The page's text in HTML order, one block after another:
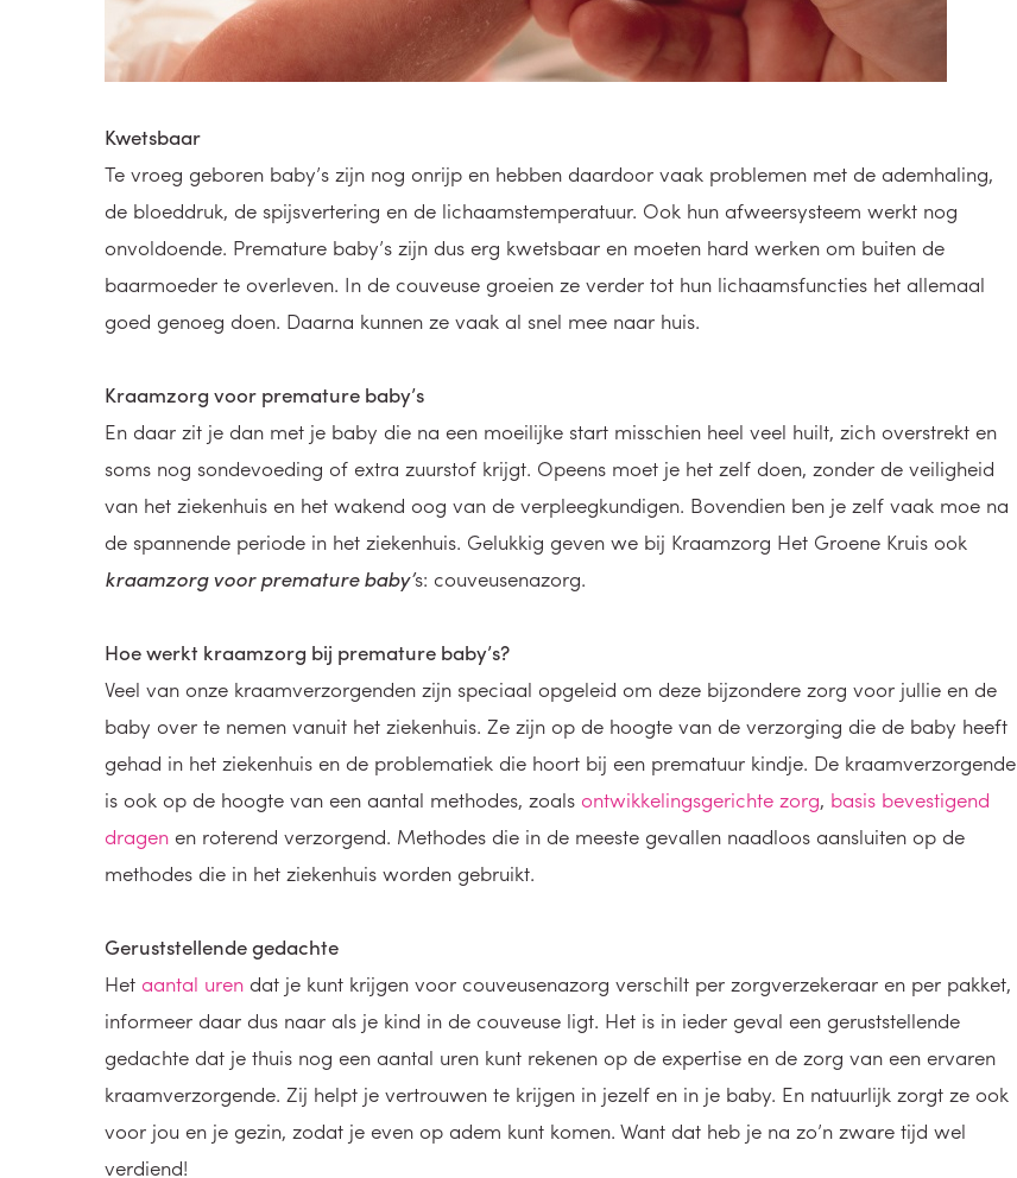
Kwetsbaar
Te vroeg geboren baby’s zijn nog onrijp en hebben daardoor vaak problemen met de ademhaling,
de bloeddruk, de spijsvertering en de lichaamstemperatuur. Ook hun afweersysteem werkt nog
onvoldoende. Premature baby’s zijn dus erg kwetsbaar en moeten hard werken om buiten de
baarmoeder te overleven. In de couveuse groeien ze verder tot hun lichaamsfuncties het allemaal
goed genoeg doen. Daarna kunnen ze vaak al snel mee naar huis.
Kraamzorg voor premature baby’s
En daar zit je dan met je baby die na een moeilijke start misschien heel veel huilt, zich overstrekt en
soms nog sondevoeding of extra zuurstof krijgt. Opeens moet je het zelf doen, zonder de veiligheid
van het ziekenhuis en het wakend oog van de verpleegkundigen. Bovendien ben je zelf vaak moe na
de spannende periode in het ziekenhuis. Gelukkig geven we bij Kraamzorg Het Groene Kruis ook
kraamzorg voor premature baby’s: couveusenazorg.
Hoe werkt kraamzorg bij premature baby’s?
Veel van onze kraamverzorgenden zijn speciaal opgeleid om deze bijzondere zorg voor jullie en de
baby over te nemen vanuit het ziekenhuis. Ze zijn op de hoogte van de verzorging die de baby heeft
gehad in het ziekenhuis en de problematiek die hoort bij een prematuur kindje. De kraamverzorgende
is ook op de hoogte van een aantal methodes, zoals ontwikkelingsgerichte zorg, basis bevestigend
dragen en roterend verzorgend. Methodes die in de meeste gevallen naadloos aansluiten op de
methodes die in het ziekenhuis worden gebruikt.
Geruststellende gedachte
Het aantal uren dat je kunt krijgen voor couveusenazorg verschilt per zorgverzekeraar en per pakket,
informeer daar dus naar als je kind in de couveuse ligt. Het is in ieder geval een geruststellende
gedachte dat je thuis nog een aantal uren kunt rekenen op de expertise en de zorg van een ervaren
kraamverzorgende. Zij helpt je vertrouwen te krijgen in jezelf en in je baby. En natuurlijk zorgt ze ook
voor jou en je gezin, zodat je even op adem kunt komen. Want dat heb je na zo’n zware tijd wel
verdiend!